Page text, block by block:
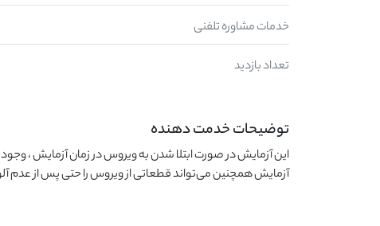
خدمات مشاوره تلفنی
تعداد بازدید
توضیحات خدمت دهنده
این آزمایش در صورت ابتلا شدن به ویروس در زمان آزمایش ،
آزمایش همچنین می‌تواند قطعاتی از ویروس را حتی پس از